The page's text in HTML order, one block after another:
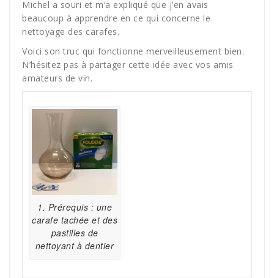
Michel a souri et m’a expliqué que j’en avais
beaucoup à apprendre en ce qui concerne le
nettoyage des carafes.
Voici son truc qui fonctionne merveilleusement bien.
N’hésitez pas à partager cette idée avec vos amis
amateurs de vin.
1. Prérequis : une
carafe tachée et des
pastilles de
nettoyant à dentier